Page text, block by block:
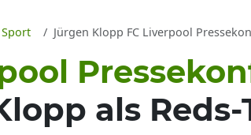
Sport Jürgen Klopp FC Liverpool
als